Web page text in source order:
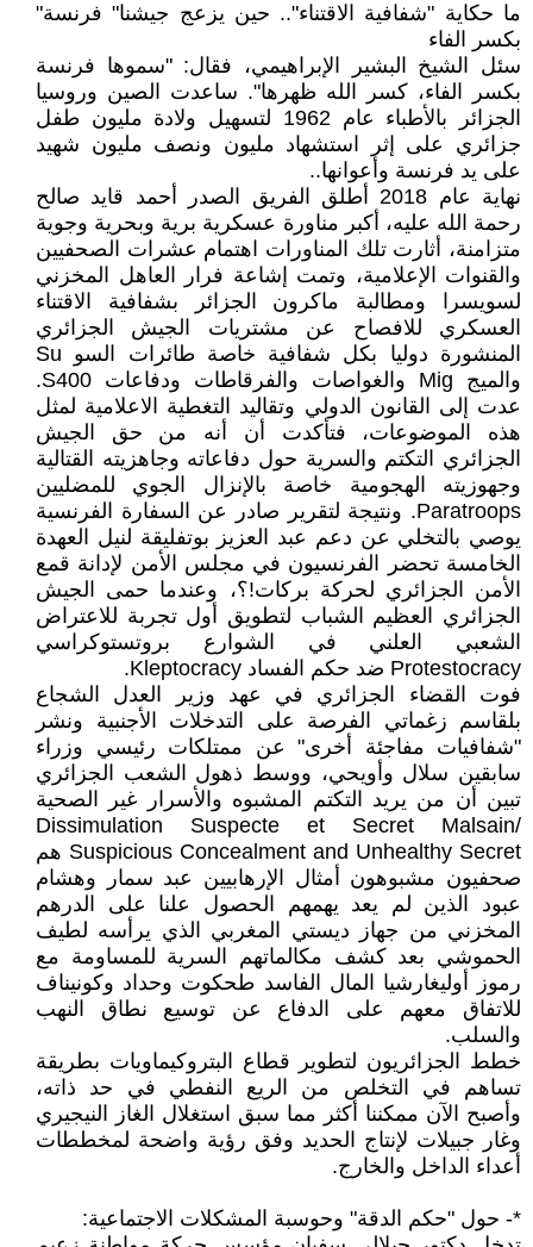
ما حكاية "شفافية الاقتناء".. حين يزعج جيشنا" فرنسة"
بكسر الفاء
سئل الشيخ البشير الإبراهيمي، فقال: "سموها فرنسة
بكسر الفاء، كسر الله ظهرها". ساعدت الصين وروسيا
الجزائر بالأطباء عام 1962 لتسهيل ولادة مليون طفل
جزائري على إثر استشهاد مليون ونصف مليون شهيد
على يد فرنسة وأعوانها..
نهاية عام 2018 أطلق الفريق الصدر أحمد قايد صالح
رحمة الله عليه، أكبر مناورة عسكرية برية وبحرية وجوية
متزامنة، أثارت تلك المناورات اهتمام عشرات الصحفيين
والقنوات الإعلامية، وتمت إشاعة فرار العاهل المخزني
لسويسرا ومطالبة ماكرون الجزائر بشفافية الاقتناء
العسكري للافصاح عن مشتريات الجيش الجزائري
المنشورة دوليا بكل شفافية خاصة طائرات السو Su
والميج Mig والغواصات والفرقاطات ودفاعات S400.
عدت إلى القانون الدولي وتقاليد التغطية الاعلامية لمثل
هذه الموضوعات، فتأكدت أن أنه من حق الجيش
الجزائري التكتم والسرية حول دفاعاته وجاهزيته القتالية
وجهوزيته الهجومية خاصة بالإنزال الجوي للمضليين
Paratroops. ونتيجة لتقرير صادر عن السفارة الفرنسية
يوصي بالتخلي عن دعم عبد العزيز بوتفليقة لنيل العهدة
الخامسة تحضر الفرنسيون في مجلس الأمن لإدانة قمع
الأمن الجزائري لحركة بركات!؟، وعندما حمى الجيش
الجزائري العظيم الشباب لتطويق أول تجربة للاعتراض
الشعبي العلني في الشوارع بروتستوكراسي
Protestocracy ضد حكم الفساد Kleptocracy.
فوت القضاء الجزائري في عهد وزير العدل الشجاع
بلقاسم زغماتي الفرصة على التدخلات الأجنبية ونشر
"شفافيات مفاجئة أخرى" عن ممتلكات رئيسي وزراء
سابقين سلال وأويحي، ووسط ذهول الشعب الجزائري
تبين أن من يريد التكتم المشبوه والأسرار غير الصحية
Dissimulation Suspecte et Secret Malsain/
Suspicious Concealment and Unhealthy Secret هم
صحفيون مشبوهون أمثال الإرهابيين عبد سمار وهشام
عبود الذين لم يعد يهمهم الحصول علنا على الدرهم
المخزني من جهاز ديستي المغربي الذي يرأسه لطيف
الحموشي بعد كشف مكالماتهم السرية للمساومة مع
رموز أوليغارشيا المال الفاسد طحكوت وحداد وكونيناف
للاتفاق معهم على الدفاع عن توسيع نطاق النهب
والسلب.
خطط الجزائريون لتطوير قطاع البتروكيماويات بطريقة
تساهم في التخلص من الريع النفطي في حد ذاته،
وأصبح الآن ممكننا أكثر مما سبق استغلال الغاز النيجيري
وغار جبيلات لإنتاج الحديد وفق رؤية واضحة لمخططات
أعداء الداخل والخارج.
*- حول "حكم الدقة" وحوسبة المشكلات الاجتماعية: